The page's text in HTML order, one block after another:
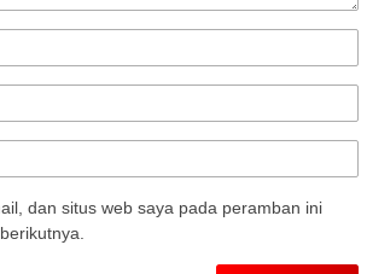
dan situs web saya pada peramban ini